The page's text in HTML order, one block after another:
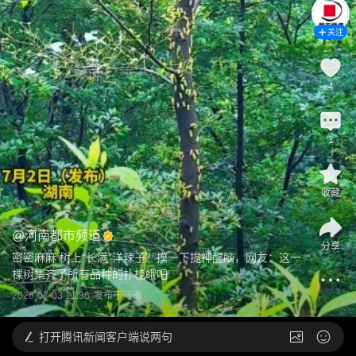
@河南都市频道
密密麻麻 树上“长满”洋辣子？摸一下提神醒脑，网友：这一
棵树集齐了所有品种的扑棱蛾吧
2026-07-03 11:36 发布于河南
关注
4
1
收藏
分享
打开腾讯新闻客户端说两句